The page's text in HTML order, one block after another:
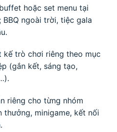
hoặc set menu tại
BBQ ngoài trời, tiệc gala
kế trò chơi riêng theo mục
(gắn kết, sáng tạo,
riêng cho từng nhóm
thưởng, minigame, kết nối